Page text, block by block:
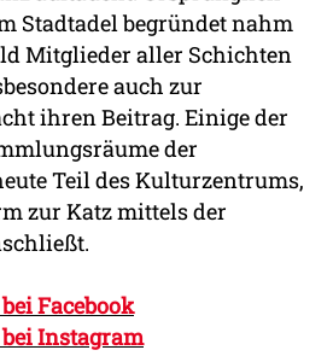
Stadtadel begründet nahm
Mitglieder aller Schichten
auch zur
ihren Beitrag. Einige der
der
Teil des Kulturzentrums,
zur Katz mittels der
Facebook
Instagram